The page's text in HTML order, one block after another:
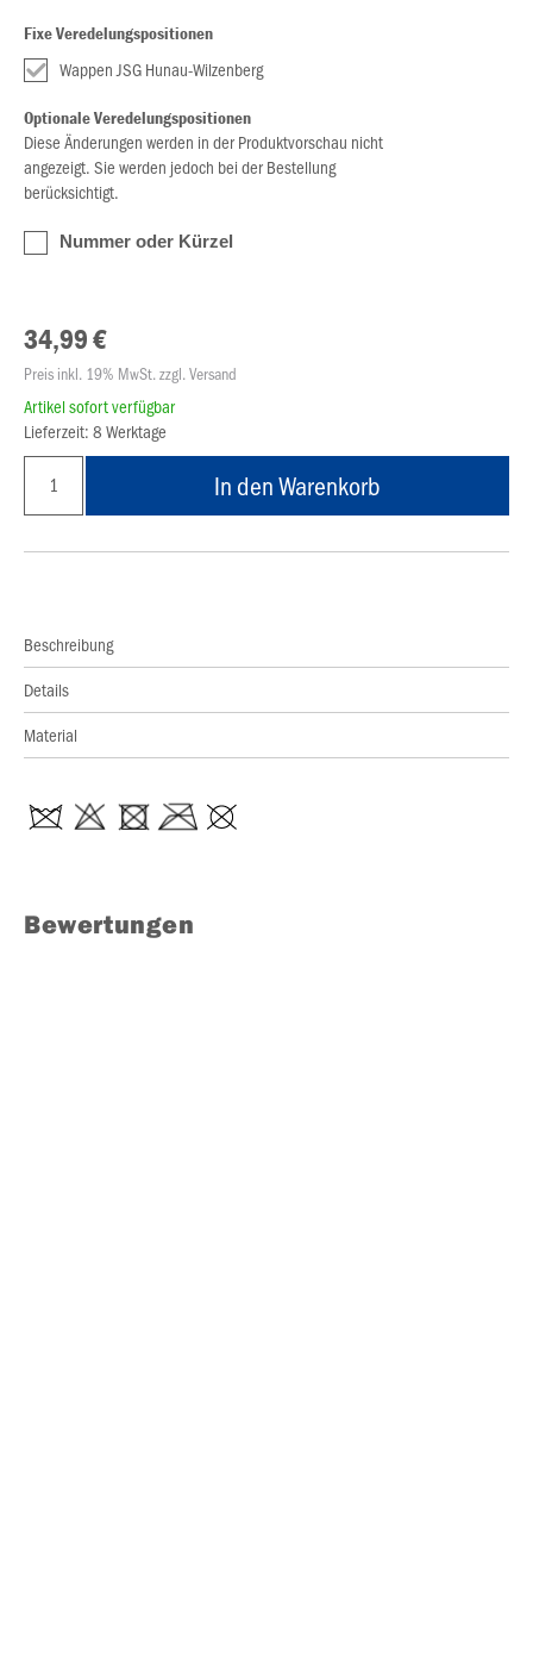
Fixe Veredelungspositionen
Wappen JSG Hunau-Wilzenberg
Optionale Veredelungspositionen
Diese Änderungen werden in der Produktvorschau nicht
angezeigt. Sie werden jedoch bei der Bestellung
berücksichtigt.
Nummer oder Kürzel
34,99 €
Preis inkl. 19% MwSt. zzgl. Versand
Artikel sofort verfügbar
Lieferzeit: 8 Werktage
In den Warenkorb
Beschreibung
Details
Material
Bewertungen